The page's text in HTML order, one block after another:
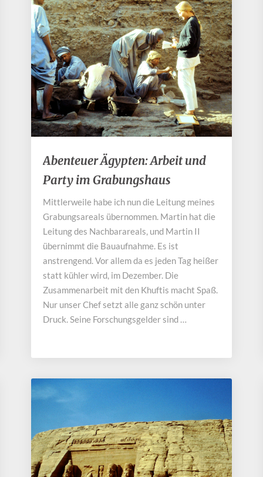
Abenteuer
Ägypten:
Arbeit
Party
im
Grabungshaus
Abenteuer Ägypten: Arbeit und
Party im Grabungshaus
Mittlerweile habe ich nun die Leitung meines
Grabungsareals übernommen. Martin hat die
Leitung des Nachbarareals, und Martin II
übernimmt die Bauaufnahme. Es ist
anstrengend. Vor allem da es jeden Tag heißer
statt kühler wird, im Dezember. Die
Zusammenarbeit mit den Khuftis macht Spaß.
Nur unser Chef setzt alle ganz schön unter
Druck. Seine Forschungsgelder sind …